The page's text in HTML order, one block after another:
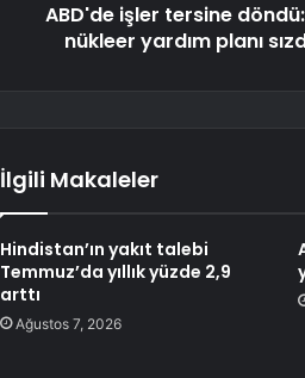
ABD'de işler tersine
nükleer yardım planı
İlgili Makaleler
Hindistan’ın yakıt talebi
Temmuz’da yıllık yüzde 2,9
arttı
Ağustos 7, 2026